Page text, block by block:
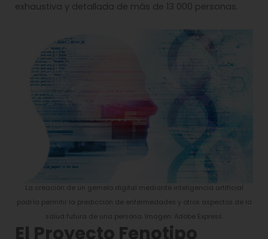
exhaustiva y detallada de más de 13 000 personas.
La creación de un gemelo digital mediante inteligencia artificial
podría permitir la predicción de enfermedades y otros aspectos de la
salud futura de una persona. Imagen: Adobe Express.
El Proyecto Fenotipo